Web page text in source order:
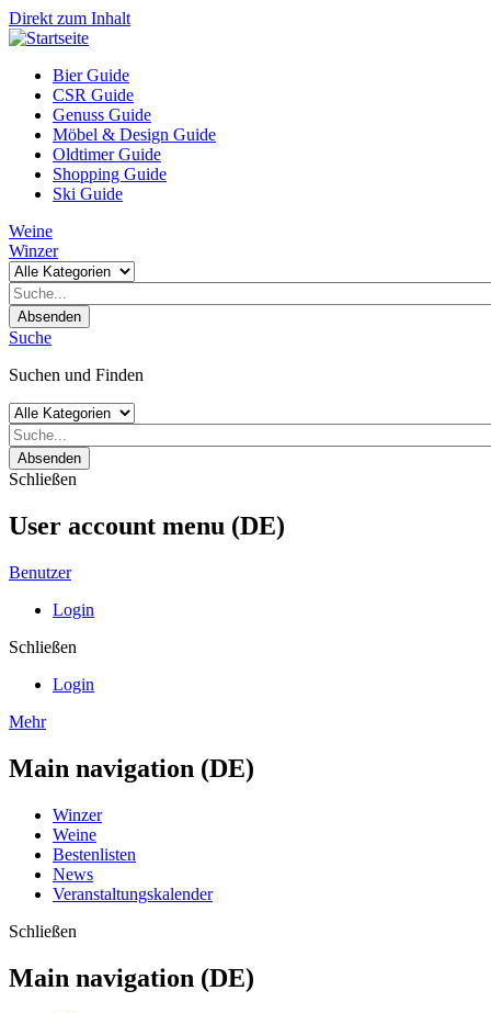
Direkt zum Inhalt
Bier Guide
CSR Guide
Genuss Guide
Möbel & Design Guide
Oldtimer Guide
Shopping Guide
Ski Guide
Weine
Winzer
Absenden
Suche
Suchen und Finden
Absenden
Schließen
User account menu (DE)
Benutzer
Login
Schließen
Login
Mehr
Main navigation (DE)
Winzer
Weine
Bestenlisten
News
Veranstaltungskalender
Schließen
Main navigation (DE)